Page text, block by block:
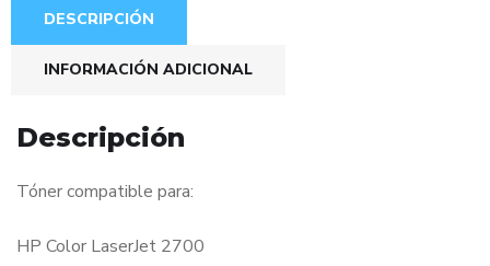
DESCRIPCIÓN
INFORMACIÓN ADICIONAL
Descripción
Tóner compatible para:
HP Color LaserJet 2700